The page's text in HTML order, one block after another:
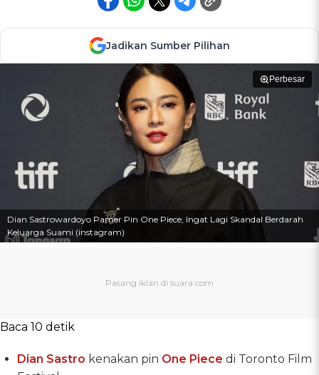
Jadikan Sumber Pilihan
Perbesar
Dian Sastrowardoyo Pamer Pin One Piece, Ingat Lagi Skandal Berdarah
Keluarga Suami (instagram)
Baca 10 detik
Dian Sastro kenakan pin One Piece di Toronto Film